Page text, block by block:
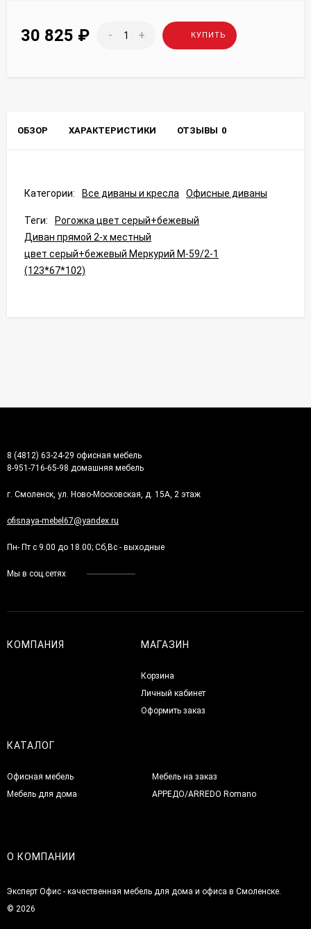
30 825 ₽ - + КУПИТЬ
ОБЗОР ХАРАКТЕРИСТИКИ ОТЗЫВЫ 0
Категории: Все диваны и кресла Офисные диваны
Теги:
Рогожка цвет серый+бежевый
Диван прямой 2-х местный
цвет серый+бежевый Меркурий М-59/2-1
(123*67*102)
8 (4812) 63-24-29 офисная мебель
8-951-716-65-98 домашняя мебель
г. Смоленск, ул. Ново-Московская, д. 15А, 2 этаж
ofisnaya-mebel67@yandex.ru
Пн- Пт с 9.00 до 18.00; Сб,Вс - выходные
Мы в соц.сетях
КОМПАНИЯ МАГАЗИН
Корзина
Личный кабинет
Оформить заказ
КАТАЛОГ
Офисная мебель
Мебель для дома
Мебель на заказ
АРРЕДО/ARREDO Romano
О КОМПАНИИ
Эксперт Офис - качественная мебель для дома и офиса в Смоленске.
© 2026